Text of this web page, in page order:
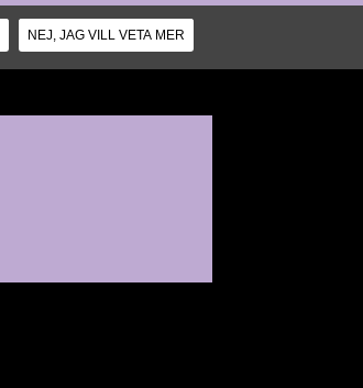
NEJ, JAG VILL VETA MER